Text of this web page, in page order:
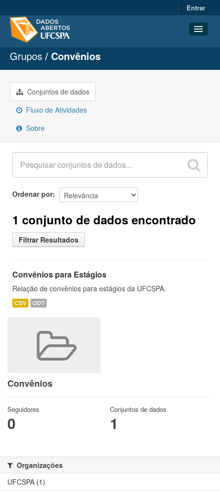
Entrar
Conjuntos de dados
Organizações
Grupos
Sobre
Grupos Convênios
Conjuntos de dados
Fluxo de Atividades
Sobre
Ordenar por
1 conjunto de dados encontrado
Filtrar Resultados
Convênios para Estágios
Relação de convênios para estágios da UFCSPA.
CSV ODT
Convênios
Seguidores
0
Conjuntos de dados
1
Organizações
UFCSPA (1)